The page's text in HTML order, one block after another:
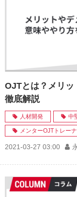
OJTとは？メリッ
徹底解説
人材開発 中
メンターOJTトレー
2021-03-27 03:00